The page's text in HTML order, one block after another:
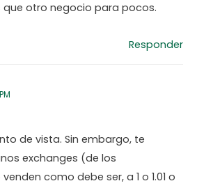
otro negocio para pocos.
Responder
de vista. Sin embargo, te
exchanges (de los
como debe ser, a 1 o 1.01 o